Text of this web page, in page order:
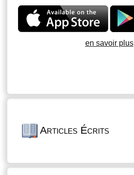
en savoir plus
Articles Écrits